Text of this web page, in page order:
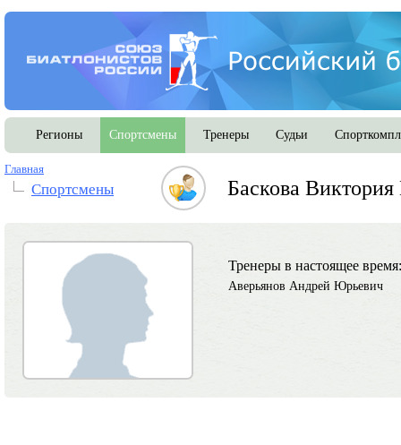
Регионы Спортсмены Тренеры Судьи
Главная
Спортсмены Баскова Виктория
Тренеры в настоящее время:
Аверьянов Андрей Юрьевич